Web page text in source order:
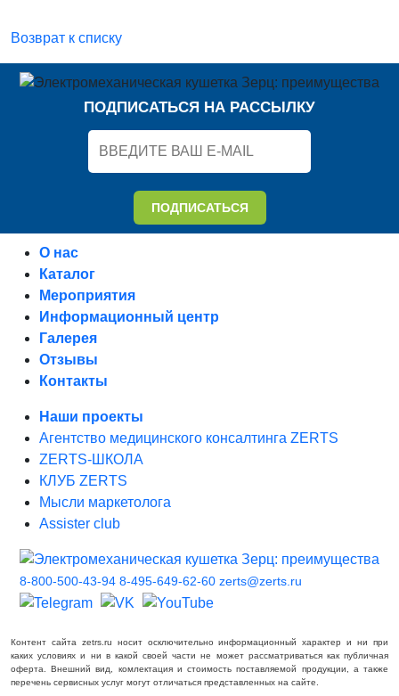
Возврат к списку
ПОДПИСАТЬСЯ НА РАССЫЛКУ
ПОДПИСАТЬСЯ
О нас
Каталог
Мероприятия
Информационный центр
Галерея
Отзывы
Контакты
Наши проекты
Агентство медицинского консалтинга ZERTS
ZERTS-ШКОЛА
КЛУБ ZERTS
Мысли маркетолога
Assister club
8-800-500-43-94 8-495-649-62-60 zerts@zerts.ru
Контент сайта zetrs.ru носит осключительно информационный характер и ни при
каких условиях и ни в какой своей части не может рассматриваться как публичная
оферта. Внешний вид, комлектация и стоимость поставляемой продукции, а также
перечень сервисных услуг могут отличаться представленных на сайте.